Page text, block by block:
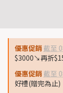
優惠促銷 截至
$3000↘再折
優惠促銷 截至
好禮(贈完為止)